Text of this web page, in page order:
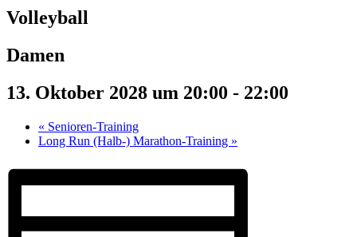
Volleyball
Damen
13. Oktober 2028 um 20:00 - 22:00
« Senioren-Training
Long Run (Halb-) Marathon-Training »